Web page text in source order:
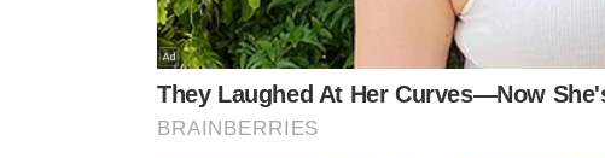
Além disso, manter o corpo devidamente hidratado
musculares em dias quentes. Frutas leves ingeridas